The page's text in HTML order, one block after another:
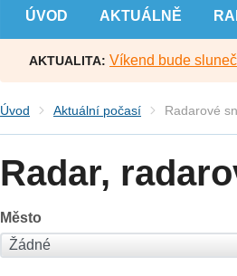
ÚVOD AKTUÁLNĚ
AKTUALITA: Víkend bude
Úvod Aktuální počasí Radarové
Radar,
Město